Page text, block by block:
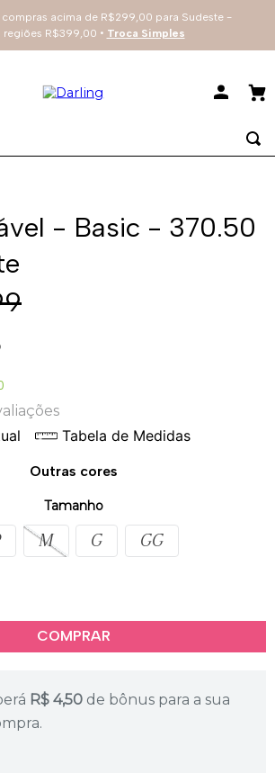
compras acima de R$299,00 para Sudeste -
regiões R$399,00 • Troca Simples
- Basic - 370.50
Tabela de Medidas
Outras cores
Tamanho
M G GG
R$ 4,50 de bônus para a sua